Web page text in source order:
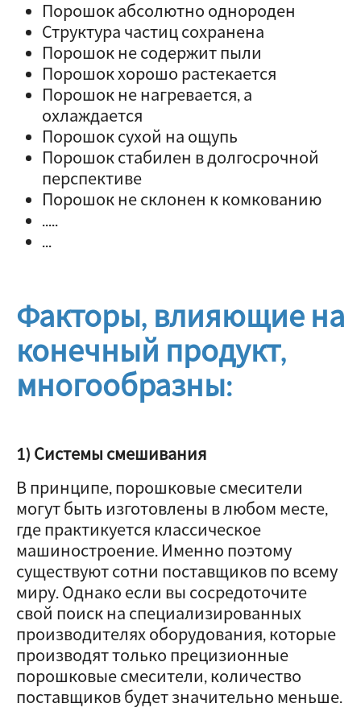
Порошок абсолютно однороден
Структура частиц сохранена
Порошок не содержит пыли
Порошок хорошо растекается
Порошок не нагревается, а
охлаждается
Порошок сухой на ощупь
Порошок стабилен в долгосрочной
перспективе
Порошок не склонен к комкованию
.....
...
Факторы, влияющие на
конечный продукт,
многообразны:
1) Системы смешивания
В принципе, порошковые смесители
могут быть изготовлены в любом месте,
где практикуется классическое
машиностроение. Именно поэтому
существуют сотни поставщиков по всему
миру. Однако если вы сосредоточите
свой поиск на специализированных
производителях оборудования, которые
производят только прецизионные
порошковые смесители, количество
поставщиков будет значительно меньше.